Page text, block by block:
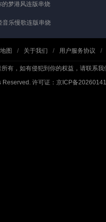
的梦港风连版串烧
音乐慢歌连版串烧
图 / 关于我们 / 用户服务协议 /
有，如有侵犯到你的权益，请联系我
Reserved. 许可证：京ICP备